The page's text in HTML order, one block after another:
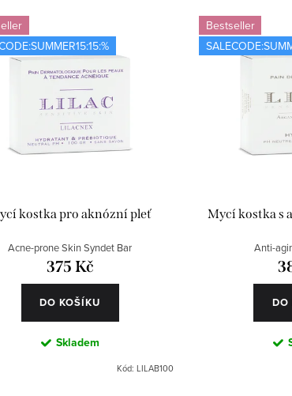
kostka pro aknózní pleť
Acne-prone Skin Syndet Bar
375 Kč
DO KOŠÍKU
Skladem
Kód: LILAB100
Bestseller
Mycí kostka s
Anti-
DO